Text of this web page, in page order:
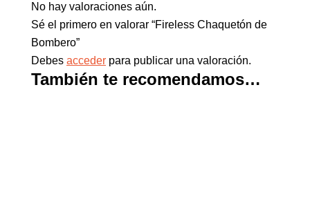
No hay valoraciones aún.
Sé el primero en valorar “Fireless Chaquetón de
Bombero”
Debes acceder para publicar una valoración.
También te recomendamos…